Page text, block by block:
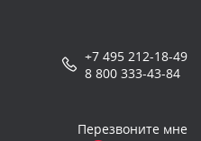
+7 495 212-18-49
8 800 333-43-84
Перезвоните мне